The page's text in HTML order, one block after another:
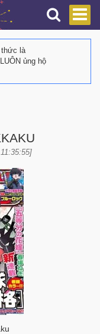
thức là
ủng hộ